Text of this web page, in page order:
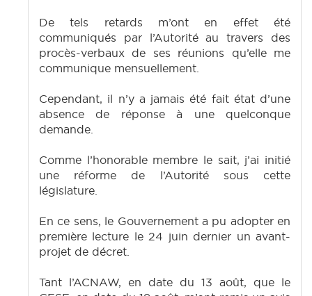
De tels retards m’ont en effet été
communiqués par l’Autorité au travers des
procès-verbaux de ses réunions qu’elle me
communique mensuellement.
Cependant, il n’y a jamais été fait état d’une
absence de réponse à une quelconque
demande.
Comme l’honorable membre le sait, j’ai initié
une réforme de l’Autorité sous cette
législature.
En ce sens, le Gouvernement a pu adopter en
première lecture le 24 juin dernier un avant-
projet de décret.
Tant l’ACNAW, en date du 13 août, que le